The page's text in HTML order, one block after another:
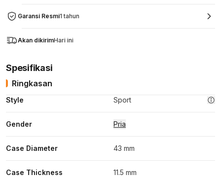
Garansi Resmi1 tahun
Akan dikirimHari ini
Spesifikasi
Ringkasan
Style Sport
Gender Pria
Case Diameter 43 mm
Case Thickness 11.5 mm